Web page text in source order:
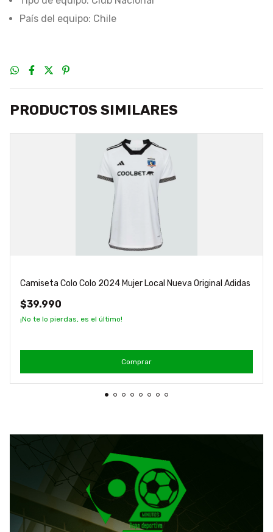
País del equipo: Chile
PRODUCTOS SIMILARES
Camiseta Colo Colo 2024 Mujer Local Nueva Original Adidas
$39.990
¡No te lo pierdas, es el último!
Comprar